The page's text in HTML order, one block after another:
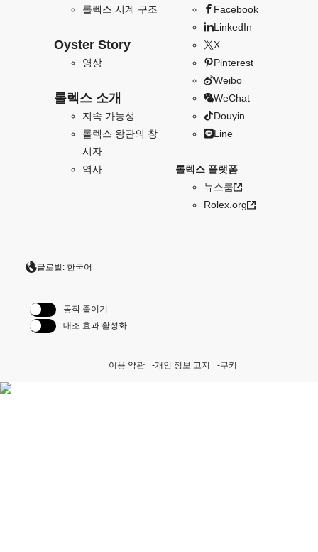
롤렉스 시계 구조
Oyster Story
영상
롤렉스 소개
지속 가능성
롤렉스 왕관의 창
시자
역사
Facebook
LinkedIn
X
Pinterest
Weibo
WeChat
Douyin
Line
롤렉스 플랫폼
뉴스룸
Rolex.org
글로벌: 한국어
동작 줄이기
대조 효과 활성화
이용 약관 개인 정보 고지 쿠키